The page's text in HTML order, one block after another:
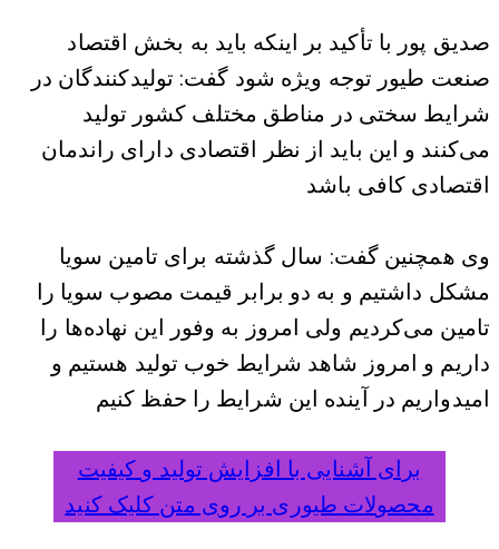
صدیق پور با تأکید بر اینکه باید به بخش اقتصاد
صنعت طیور توجه ویژه شود گفت: تولیدکنندگان در
شرایط سختی در مناطق مختلف کشور تولید
می‌کنند و این باید از نظر اقتصادی دارای راندمان
اقتصادی کافی باشد
وی همچنین گفت: سال گذشته برای تامین سویا
مشکل داشتیم و به دو برابر قیمت مصوب سویا را
تامین می‌کردیم ولی امروز به وفور این نهاده‌ها را
داریم و امروز شاهد شرایط خوب تولید هستیم و
امیدواریم در آینده این شرایط را حفظ کنیم
برای آشنایی با افزایش تولید و کیفیت
محصولات طیوری بر روی متن کلیک کنید